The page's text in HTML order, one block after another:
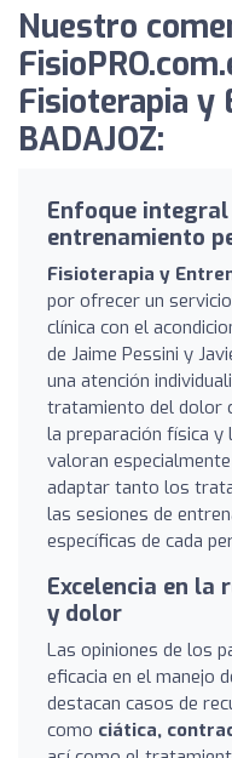
Nuestro
Fisioterapia y
BADAJOZ:
Enfoque
entrenamiento
Fisioterapia y
por ofrecer un
clínica con el
de Jaime Pessini y
una atención
tratamiento del dolor
la preparación física y
valoran
adaptar tanto los
las sesiones de
específicas de cada
Excelencia en la
y dolor
Las opiniones de los
eficacia en el manejo
destacan casos de
como ciática,